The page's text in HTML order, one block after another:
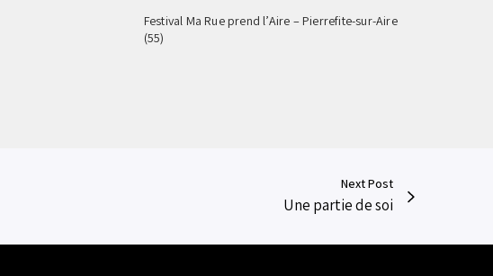
Festival Ma Rue prend l’Aire – Pierrefite-sur-Aire
(55)
Next Post
Une partie de soi